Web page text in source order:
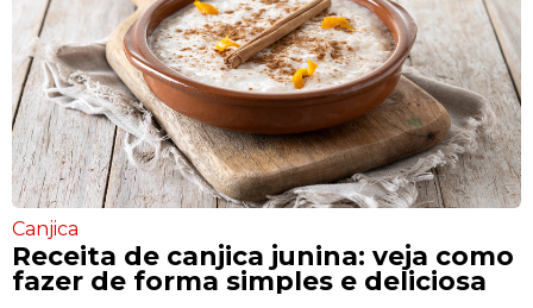
Canjica
Receita de canjica junina: veja como
fazer de forma simples e deliciosa